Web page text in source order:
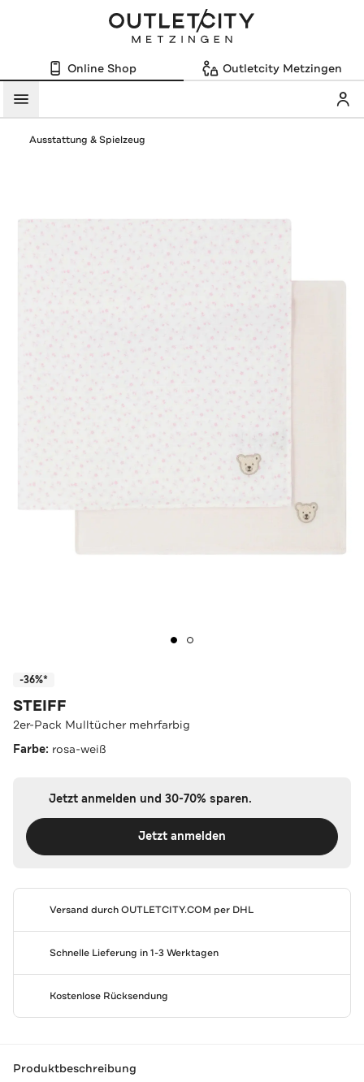
Online Shop Outletcity Metzingen
Menü
Ausstattung & Spielzeug
-36%*
STEIFF
2er-Pack Mulltücher mehrfarbig
Farbe: rosa-weiß
Jetzt anmelden und 30-70% sparen.
Jetzt anmelden
Versand durchOUTLETCITY.COM per DHL
Schnelle Lieferung in 1-3 Werktagen
Kostenlose Rücksendung
Produktbeschreibung